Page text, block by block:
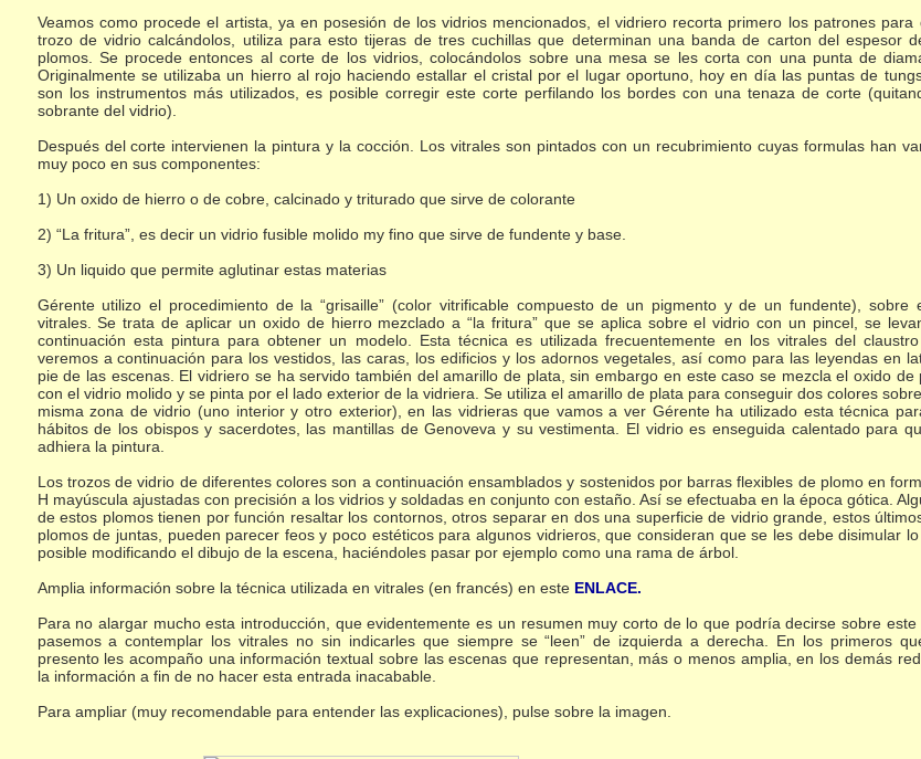
Veamos como procede el artista, ya en posesión de los vidrios mencionados, el vidriero recorta primero los patrones para
trozo de vidrio calcándolos, utiliza para esto tijeras de tres cuchillas que determinan una banda de carton del espesor
plomos. Se procede entonces al corte de los vidrios, colocándolos sobre una mesa se les corta con una punta de
Originalmente se utilizaba un hierro al rojo haciendo estallar el cristal por el lugar oportuno, hoy en día las puntas de
son los instrumentos más utilizados, es posible corregir este corte perfilando los bordes con una tenaza de corte
sobrante del vidrio).
Después del corte intervienen la pintura y la cocción. Los vitrales son pintados con un recubrimiento cuyas formulas han
muy poco en sus componentes:
1) Un oxido de hierro o de cobre, calcinado y triturado que sirve de colorante
2) “La fritura”, es decir un vidrio fusible molido my fino que sirve de fundente y base.
3) Un liquido que permite aglutinar estas materias
Gérente utilizo el procedimiento de la “grisaille” (color vitrificable compuesto de un pigmento y de un fundente), sobre
vitrales. Se trata de aplicar un oxido de hierro mezclado a “la fritura” que se aplica sobre el vidrio con un pincel, se
continuación esta pintura para obtener un modelo. Esta técnica es utilizada frecuentemente en los vitrales del
veremos a continuación para los vestidos, las caras, los edificios y los adornos vegetales, así como para las leyendas en
pie de las escenas. El vidriero se ha servido también del amarillo de plata, sin embargo en este caso se mezcla el oxido de
con el vidrio molido y se pinta por el lado exterior de la vidriera. Se utiliza el amarillo de plata para conseguir dos colores
misma zona de vidrio (uno interior y otro exterior), en las vidrieras que vamos a ver Gérente ha utilizado esta técnica
hábitos de los obispos y sacerdotes, las mantillas de Genoveva y su vestimenta. El vidrio es enseguida calentado para
adhiera la pintura.
Los trozos de vidrio de diferentes colores son a continuación ensamblados y sostenidos por barras flexibles de plomo en
H mayúscula ajustadas con precisión a los vidrios y soldadas en conjunto con estaño. Así se efectuaba en la época gótica.
de estos plomos tienen por función resaltar los contornos, otros separar en dos una superficie de vidrio grande, estos
plomos de juntas, pueden parecer feos y poco estéticos para algunos vidrieros, que consideran que se les debe disimular
posible modificando el dibujo de la escena, haciéndoles pasar por ejemplo como una rama de árbol.
Amplia información sobre la técnica utilizada en vitrales (en francés) en este ENLACE.
Para no alargar mucho esta introducción, que evidentemente es un resumen muy corto de lo que podría decirse sobre este
pasemos a contemplar los vitrales no sin indicarles que siempre se “leen” de izquierda a derecha. En los primeros
presento les acompaño una información textual sobre las escenas que representan, más o menos amplia, en los demás
la información a fin de no hacer esta entrada inacabable.
Para ampliar (muy recomendable para entender las explicaciones), pulse sobre la imagen.